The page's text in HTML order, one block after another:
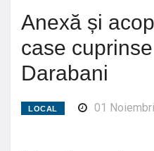
Anexă și
case
Darabani
LOCAL 01